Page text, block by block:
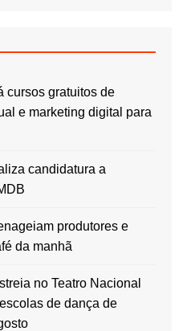
cursos gratuitos de
e marketing digital para
candidatura a
produtores e
da manhã
no Teatro Nacional
de dança de